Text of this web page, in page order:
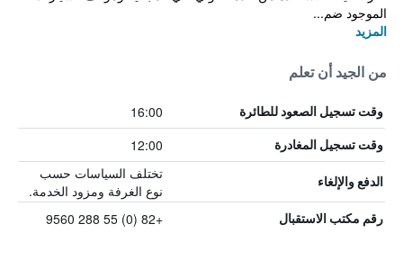
الموجود ضم...
المزيد
من الجيد أن تعلم
وقت تسجيل الصعود للطائرة 16:00
وقت تسجيل المغادرة 12:00
الدفع والإلغاء
تختلف السياسات حسب
نوع الغرفة ومزود الخدمة.
رقم مكتب الاستقبال +82 (0) 55 288 9560